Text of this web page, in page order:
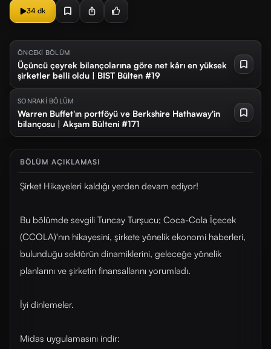
34 dk
ÖNCEKİ BÖLÜM
Üçüncü çeyrek bilançolarına göre net kârı en yüksek
şirketler belli oldu | BIST Bülten #19
SONRAKİ BÖLÜM
Warren Buffet'ın portföyü ve Berkshire Hathaway'in
bilançosu | Akşam Bülteni #171
BÖLÜM AÇIKLAMASI
Şirket Hikayeleri kaldığı yerden devam ediyor!
Bu bölümde sevgili Tuncay Turşucu; Coca-Cola İçecek
(CCOLA)'nın hikayesini, şirkete yönelik ekonomi haberleri,
bulunduğu sektörün dinamiklerini, geleceğe yönelik
planlarını ve şirketin finansallarını yorumladı.
İyi dinlemeler.
Midas uygulamasını indir: